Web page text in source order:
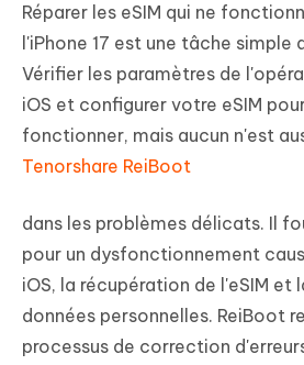
Réparer les eSIM qui ne
l'iPhone 17 est une tâche simple
Vérifier les paramètres de
iOS et configurer votre eSIM
fonctionner, mais aucun n'est
Tenorshare ReiBoot
dans les problèmes délicats. Il
pour un dysfonctionnement
iOS, la récupération de l'eSIM et
données personnelles. ReiBoot
processus de correction